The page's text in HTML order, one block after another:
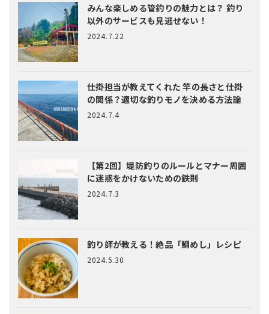
みんな楽しめる管釣りの魅力とは？ 釣り
以外のサービスも見逃せない！
2024.7.22
仕掛担当が教えてくれた竿の長さと仕掛
の関係？適切な釣りモノを決める方法論
2024.7.4
【第2回】堤防釣りのルールとマナー周囲
に迷惑をかけないための鉄則
2024.7.3
釣り師が教える！絶品「鯛めし」レシピ
2024.5.30